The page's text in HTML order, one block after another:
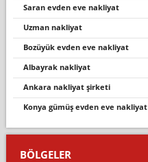
saran evden eve nakliyat
uzman nakliyat
bozüyük evden eve nakliyat
albayrak nakliyat
ankara nakliyat şirketi
konya gümüş evden eve nakli̇yat
BÖLGELER